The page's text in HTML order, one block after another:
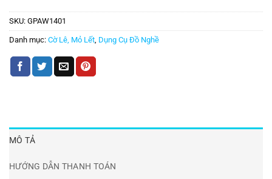
SKU: GPAW1401
Danh mục: Cờ Lê, Mỏ Lết Dụng Cụ Đồ Nghề
MÔ TẢ
HƯỚNG DẪN THANH TOÁN